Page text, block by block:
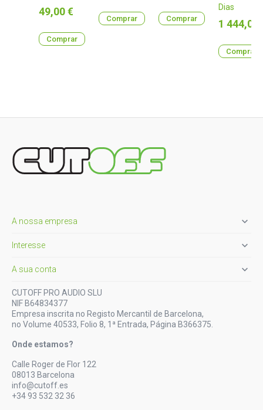
Preço
49,00 €
Comprar
Comprar Comprar
Dias
Preço
1 444,00
Comprar
A nossa empresa 
Interesse 
A sua conta 
CUTOFF PRO AUDIO SLU
NIF B64834377
Empresa inscrita no Registo Mercantil de Barcelona,
no Volume 40533, Folio 8, 1ª Entrada, Página B366375.
Onde estamos?
Calle Roger de Flor 122
08013 Barcelona
info@cutoff.es
+34 93 532 32 36